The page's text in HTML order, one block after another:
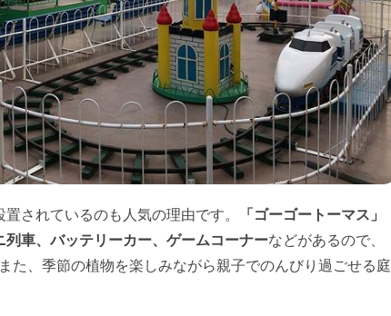
置されているのも人気の理由です。
「ゴーゴートーマス」
列車、バッテリーカー、ゲームコーナーなどがあるので、
、季節の植物を楽しみながら親子でのんびり過ごせる庭